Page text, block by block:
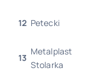
12 Petecki
13
Metalplast
Stolarka